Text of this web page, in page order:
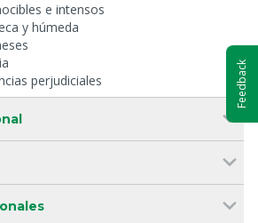
e intensos
y húmeda
perjudiciales
Feedback